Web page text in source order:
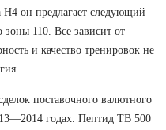
Н4 он предлагает следующий
110. Все зависит от
и качество тренировок не
поставочного валютного
годах. Пептид TB 500